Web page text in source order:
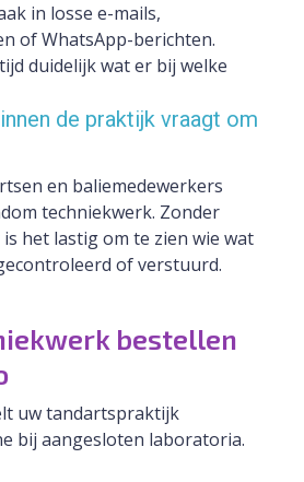
in losse e-mails,
of WhatsApp-berichten.
duidelijk wat er bij welke
de praktijk vraagt om
en baliemedewerkers
techniekwerk. Zonder
het lastig om te zien wie wat
of verstuurd.
bestellen
uw tandartspraktijk
bij aangesloten laboratoria.